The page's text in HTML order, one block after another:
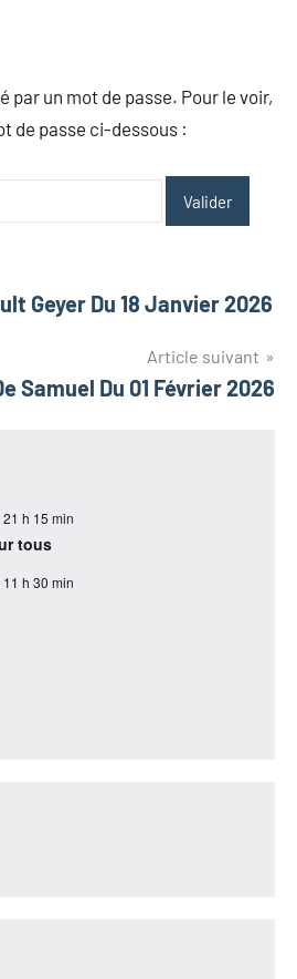
par un mot de passe. Pour le voir,
de passe ci-dessous :
Geyer Du 18 Janvier 2026
Article suivant
Samuel Du 01 Février 2026
21 h 15 min
tous
11 h 30 min